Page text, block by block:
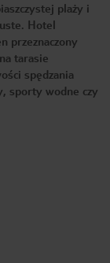
plaży i
Hotel
przeznaczony
tarasie
spędzania
sporty wodne czy